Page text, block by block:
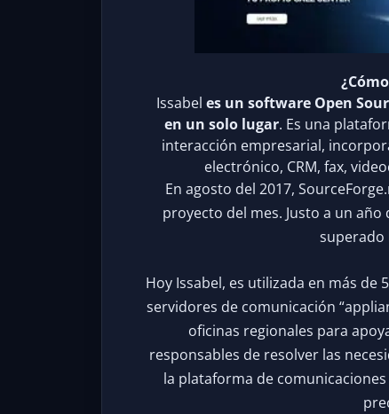
Issabel es un software Open
en un solo lugar. Es una
interacción empresarial,
electrónico, CRM, fax,
En agosto del 2017,
proyecto del mes. Justo a un año
superado
Hoy Issabel, es utilizada en más
servidores de comunicación
oficinas regionales para
responsables de resolver las
la plataforma de